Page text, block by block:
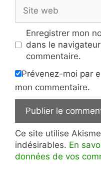
web
Enregistrer mon
dans le
commentaire.
Prévenez-moi par
mon commentaire.
Ce site utilise
indésirables. En
données de vos